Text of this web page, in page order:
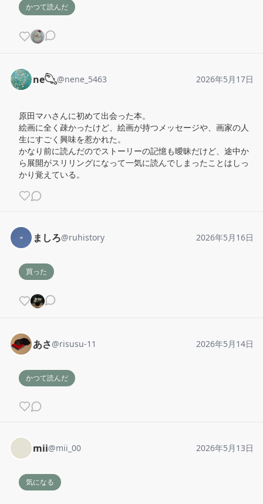
かつて読んだ
ne𓆡@nene_5463 2026年5月17日
原田マハさんに初めて出会った本。
絵画に全く疎かったけど、絵画が持つメッセージや、画家の人
生にすごく興味を惹かれた。
かなり前に読んだのでストーリーの記憶も曖昧だけど、途中か
ら展開がスリリングになって一気に読んでしまったことはしっ
かり覚えている。
ましろ@ruhistory 2026年5月16日
買った
あさ@risusu-11 2026年5月14日
かつて読んだ
mii@mii_00 2026年5月13日
気になる